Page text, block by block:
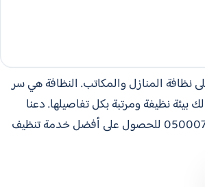
نظافة المنازل والمكاتب. النظافة هي سر
نظيفة ومرتبة بكل تفاصيلها. دعنا
نعتني بتنظيف منزلك من كل زاوية، وابدأ رحلتك مع خدمة مميزة بالتعقيم. اتصل الآن على 0500073610 للحصول على أفضل خدمة تنظيف